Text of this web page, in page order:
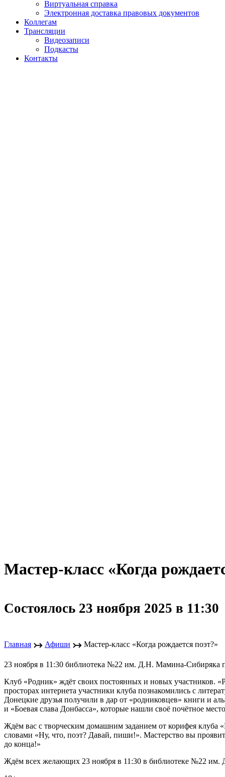
Виртуальная справка
Электронная доставка правовых документов
Коллегам
Трансляции
Видеозаписи
Подкасты
Контакты
Мастер-класс «Когда
Состоялось 23 ноября 2025 в 11:30
Главная ↣ Афиши ↣ Мастер-класс «Когда рождается поэт?»
23 ноября в 11:30 библиотека №22 им. Д.Н. Мамина-Сибиряка
Клуб «Родник» ждёт своих постоянных и новых участников.
просторах интернета участники клуба познакомились с
Донецкие друзья получили в дар от «родниковцев» книги и
и «Боевая слава Донбасса», которые нашли своё почётное
Ждём вас с творческим домашним заданием от корифея клуба
словами «Ну, что, поэт? Давай, пиши!». Мастерство вы
до конца!»
Ждём всех желающих 23 ноября в 11:30 в библиотеке №22 им.